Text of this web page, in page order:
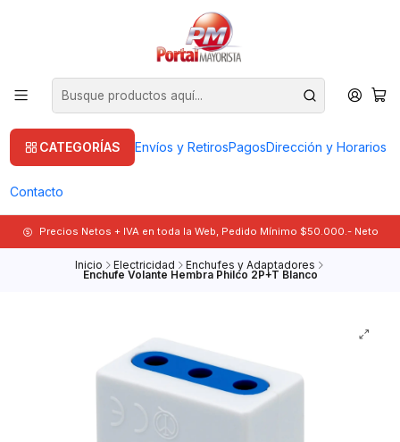
CATEGORÍAS Envíos y RetirosPagosDirección y Horarios
Contacto
Precios Netos + IVA en toda la Web, Pedido Mínimo $50.000.- Neto
Inicio Electricidad Enchufes y Adaptadores
Enchufe Volante Hembra Philco 2P+T Blanco